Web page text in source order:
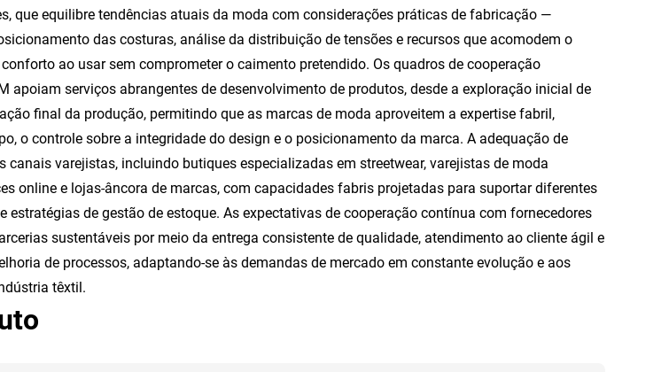
que equilibre tendências atuais da moda com considerações práticas de fabricação —
das costuras, análise da distribuição de tensões e recursos que acomodem o
ao usar sem comprometer o caimento pretendido. Os quadros de cooperação
apoiam serviços abrangentes de desenvolvimento de produtos, desde a exploração inicial de
final da produção, permitindo que as marcas de moda aproveitem a expertise fabril,
o controle sobre a integridade do design e o posicionamento da marca. A adequação de
canais varejistas, incluindo butiques especializadas em streetwear, varejistas de moda
online e lojas-âncora de marcas, com capacidades fabris projetadas para suportar diferentes
estratégias de gestão de estoque. As expectativas de cooperação contínua com fornecedores
sustentáveis por meio da entrega consistente de qualidade, atendimento ao cliente ágil e
de processos, adaptando-se às demandas de mercado em constante evolução e aos
têxtil.